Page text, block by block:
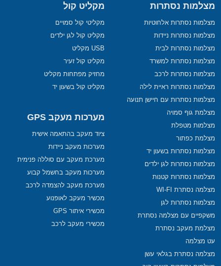
מצלמות נסתרות
מצלמות נסתרות אלחוטיות
מצלמות נסתרות ניידות
מצלמות נסתרות לבית
מצלמות נסתרות למשרד
מצלמות נסתרות לרכב
מצלמות נסתרות ראיית לילה
מצלמות נסתרות עם חיישן תנועה
מצלמת גוף סמויה
מצלמות מטפלת
מצלמת כפתור
מצלמות נסתרות בשעון יד
מצלמות נסתרות לגן ילדים
מצלמות נסתרות קטנות
מצלמה נסתרת WI-FI
מצלמות נסתרות לגן
משקפיים עם מצלמה נסתרת
מצלמת מעקב נסתרת
עט מצלמה
מצלמה נסתרת בגלאי עשן
מקליט קול
מקליטי קול סמויים
מקליט קול לגן ילדים
USB מקליט
מקליט קול זעיר
מחזיק מפתחות מקליט
מקליט קול בשעון יד
מערכות מעקב GPS
ציוד מעקב בהתאמה אישית
מערכות מעקב ניידות
מערכת מעקב עם סוללה פנימית
מערכות מעקב בחשמל קבוע
מערכת מעקב להצמדה לרכב
מכשיר מעקב לאופנוע
מכשירי איתור GPS
מכשירי מעקב לרכב